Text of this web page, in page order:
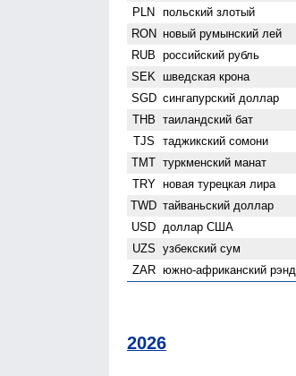
PLN польский злотый
RON новый румынский лей
RUB российский рубль
SEK шведская крона
SGD сингапурский доллар
THB таиландский бат
TJS таджикский сомони
TMT туркменский манат
TRY новая турецкая лира
TWD тайваньский доллар
USD доллар США
UZS узбекский сум
ZAR южно-африканский рэнд
2026